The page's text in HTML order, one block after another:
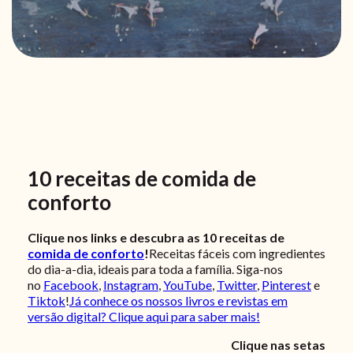
10 receitas de comida de
conforto
Clique nos links e descubra as 10 receitas de
comida de conforto!Receitas fáceis com ingredientes
do dia-a-dia, ideais para toda a família. Siga-nos
no Facebook, Instagram,YouTube, Twitter, Pintereste
Tiktok!Já conhece os nossos livros e revistas em
versão digital? Clique aqui para saber mais!
Clique nas setas